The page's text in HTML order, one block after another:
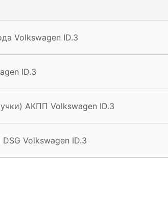
Volkswagen ID.3
ID.3
АКПП Volkswagen ID.3
Volkswagen ID.3